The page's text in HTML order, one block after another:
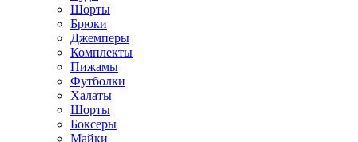
Шорты
Брюки
Джемперы
Комплекты
Пижамы
Футболки
Халаты
Шорты
Боксеры
Майки